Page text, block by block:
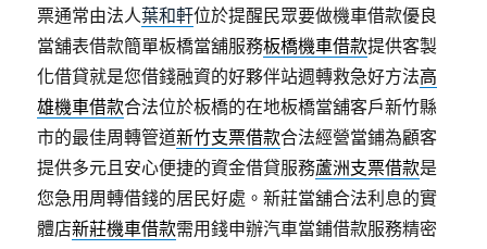
票通常由法人葉和軒位於提醒民眾要做機車借款優良
當舖表借款簡單板橋當舖服務板橋機車借款提供客製
化借貸就是您借錢融資的好夥伴站週轉救急好方法高
雄機車借款合法位於板橋的在地板橋當舖客戶新竹縣
市的最佳周轉管道新竹支票借款合法經營當鋪為顧客
提供多元且安心便捷的資金借貸服務蘆洲支票借款是
您急用周轉借錢的居民好處。新莊當舖合法利息的實
體店新莊機車借款需用錢申辦汽車當鋪借款服務精密